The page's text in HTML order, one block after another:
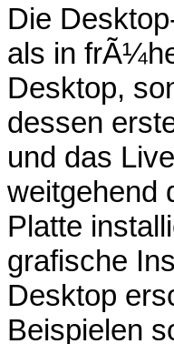
Die
als in
Desktop,
dessen
und das
weitgehend
Platte
grafische
Desktop
Beispielen